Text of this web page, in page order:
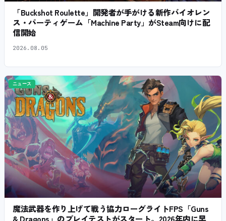
「Buckshot Roulette」開発者が手がける新作バイオレン
ス・パーティゲーム「Machine Party」がSteam向けに配
信開始
2026.08.05
ニュース
魔法武器を作り上げて戦う協力ローグライトFPS「Guns